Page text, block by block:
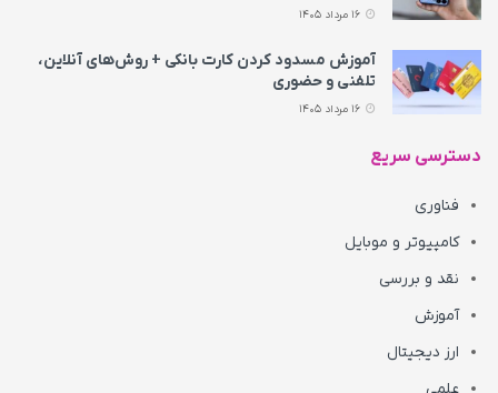
آموزش مسدود کردن کارت بانکی + روش‌های آنلاین،
تلفنی و حضوری
دسترسی سریع
فناوری
کامپیوتر و موبایل
نقد و بررسی
آموزش
ارز دیجیتال